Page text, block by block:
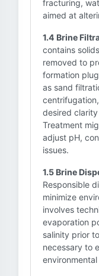
fracturing,
aimed at
1.4 Brine
contains
removed to
formation
as sand
desired
Treatment
adjust pH,
issues.
1.5 Brine
Responsible
minimize
involves
evaporation
salinity prior
necessary to